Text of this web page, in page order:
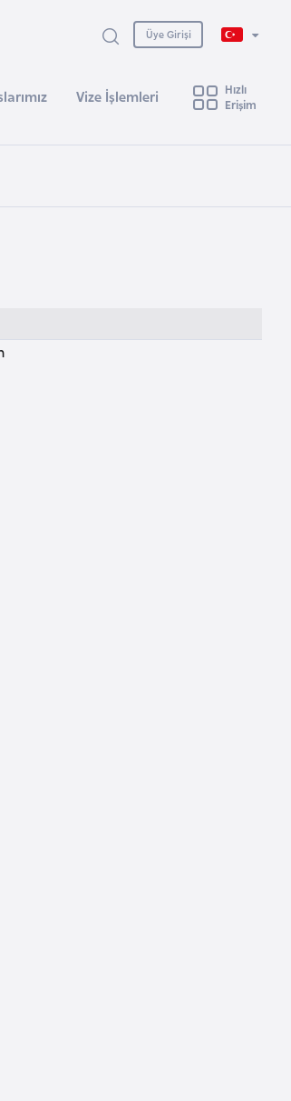
Üye Girişi
Vize İşlemleri
Hızlı
Erişim